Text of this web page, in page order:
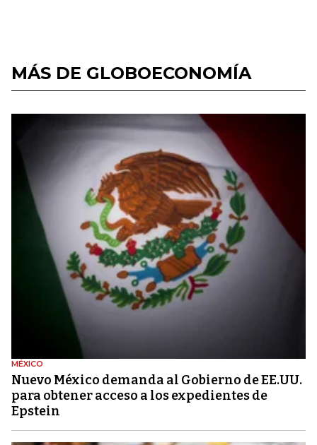
MÁS DE GLOBOECONOMÍA
MÉXICO
Nuevo México demanda al Gobierno de EE.UU.
para obtener acceso a los expedientes de
Epstein